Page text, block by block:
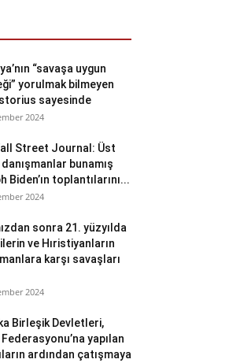
“savaşa uygun
yorulmak bilmeyen
sayesinde
2024
Street Journal: Üst
bunamış
Biden’ın toplantılarını...
2024
sonra 21. yüzyılda
ve Hıristiyanların
karşı savaşları
2024
Birleşik Devletleri,
Federasyonu’na yapılan
ardından çatışmaya